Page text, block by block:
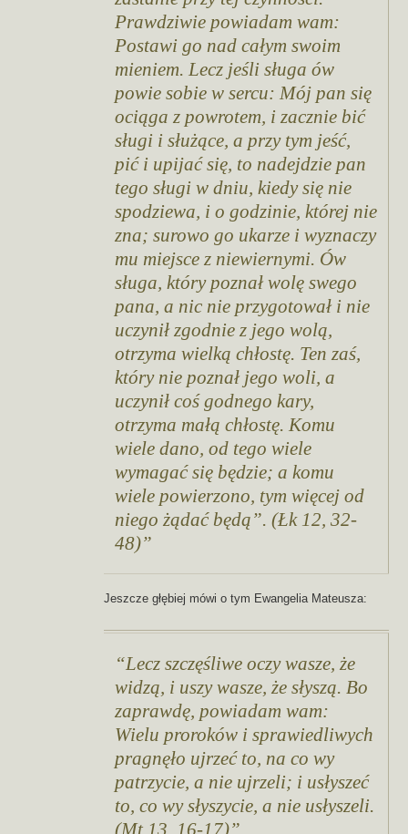
Prawdziwie powiadam wam:
Postawi go nad całym swoim
mieniem. Lecz jeśli sługa ów
powie sobie w sercu: Mój pan się
ociąga z powrotem, i zacznie bić
sługi i służące, a przy tym jeść,
pić i upijać się, to nadejdzie pan
tego sługi w dniu, kiedy się nie
spodziewa, i o godzinie, której nie
zna; surowo go ukarze i wyznaczy
mu miejsce z niewiernymi. Ów
sługa, który poznał wolę swego
pana, a nic nie przygotował i nie
uczynił zgodnie z jego wolą,
otrzyma wielką chłostę. Ten zaś,
który nie poznał jego woli, a
uczynił coś godnego kary,
otrzyma małą chłostę. Komu
wiele dano, od tego wiele
wymagać się będzie; a komu
wiele powierzono, tym więcej od
niego żądać będą”. (Łk 12, 32-
48)
Jeszcze głębiej mówi o tym Ewangelia Mateusza:
Lecz szczęśliwe oczy wasze, że
widzą, i uszy wasze, że słyszą. Bo
zaprawdę, powiadam wam:
Wielu proroków i sprawiedliwych
pragnęło ujrzeć to, na co wy
patrzycie, a nie ujrzeli; i usłyszeć
to, co wy słyszycie, a nie usłyszeli.